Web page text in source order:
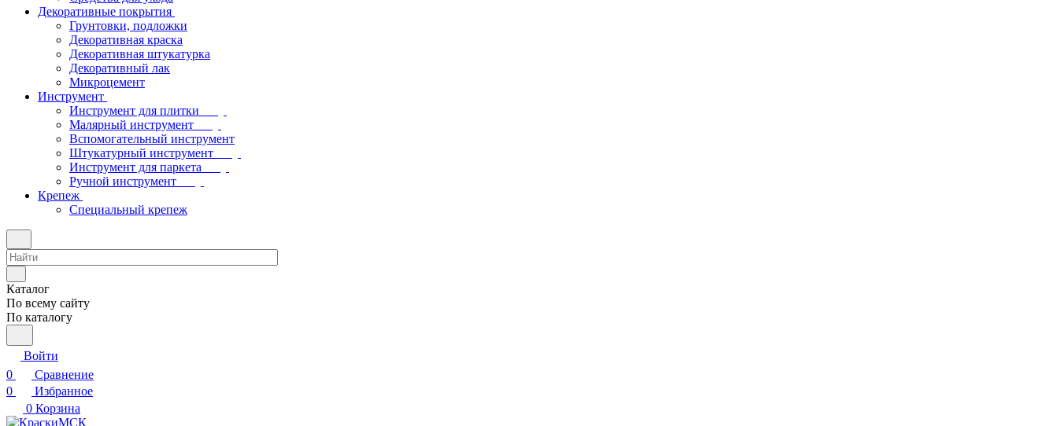
Декоративные покрытия
Грунтовки, подложки
Декоративная краска
Декоративная штукатурка
Декоративный лак
Микроцемент
Инструмент
Инструмент для плитки
Малярный инструмент
Вспомогательный инструмент
Штукатурный инструмент
Инструмент для паркета
Ручной инструмент
Крепеж
Специальный крепеж
Каталог
По всему сайту
По каталогу
Войти
0
Сравнение
0
Избранное
0 Корзина